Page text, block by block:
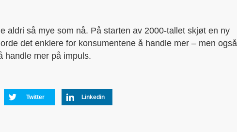
aldri så mye som nå. På starten av 2000-tallet skjøt en ny
det enklere for konsumentene å handle mer – men også
handle mer på impuls.
Twitter Linkedin